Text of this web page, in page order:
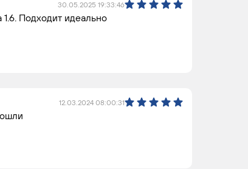
30.05.2025 19:33:46
Подходит идеально
12.03.2024 08:00:31